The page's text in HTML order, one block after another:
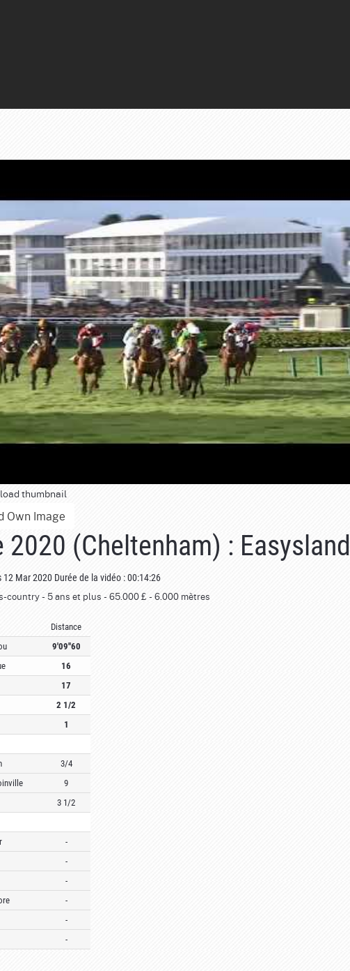
thumbnail
Own Image
2020 (Cheltenham) : Easysland
12 Mar 2020 Durée de la vidéo : 00:14:26
country - 5 ans et plus - 65.000 £ - 6.000 mètres
Distance
9'09''60
16
17
2 1/2
1
3/4
9
3 1/2
-
-
-
-
-
-